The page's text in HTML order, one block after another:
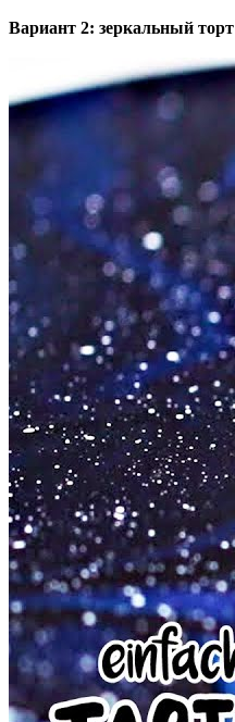
Вариант 2: зеркальный торт